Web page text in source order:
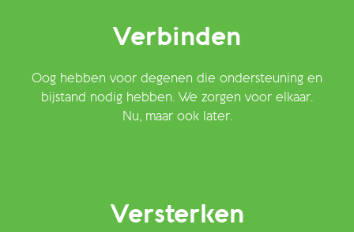
Verbinden
Oog hebben voor degenen die ondersteuning en
bijstand nodig hebben. We zorgen voor elkaar.
Nu, maar ook later.
Versterken